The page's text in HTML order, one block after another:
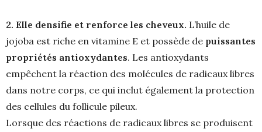
2. Elle densifie et renforce les cheveux. L’huile de
jojoba est riche en vitamine E et possède de puissantes
propriétés antioxydantes. Les antioxydants
empêchent la réaction des molécules de radicaux libres
dans notre corps, ce qui inclut également la protection
des cellules du follicule pileux.
Lorsque des réactions de radicaux libres se produisent